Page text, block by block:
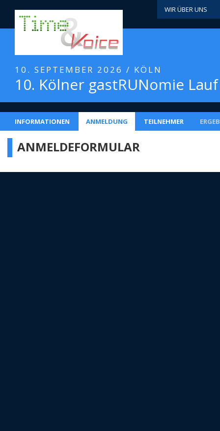
WIR ÜBER UNS
10. SEPTEMBER 2026 / KÖLN
10. Kölner gastRUNomie Lauf
INFORMATIONEN ANMELDUNG TEILNEHMER
ANMELDEFORMULAR